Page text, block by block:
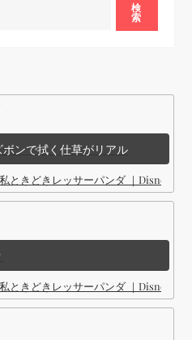
検
索
ンで拭く仕草がリアル
私ときどきレッサーパンダ ｜Disney (
私ときどきレッサーパンダ ｜Disney (